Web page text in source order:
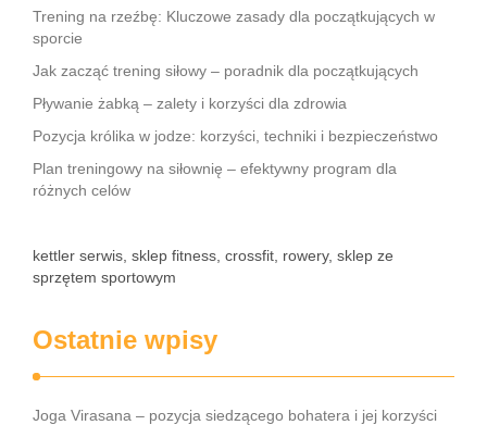
Trening na rzeźbę: Kluczowe zasady dla początkujących w
sporcie
Jak zacząć trening siłowy – poradnik dla początkujących
Pływanie żabką – zalety i korzyści dla zdrowia
Pozycja królika w jodze: korzyści, techniki i bezpieczeństwo
Plan treningowy na siłownię – efektywny program dla
różnych celów
kettler serwis, sklep fitness, crossfit, rowery, sklep ze
sprzętem sportowym
Ostatnie wpisy
Joga Virasana – pozycja siedzącego bohatera i jej korzyści